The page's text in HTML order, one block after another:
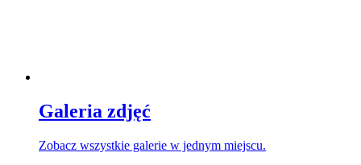
Galeria zdjęć
Zobacz wszystkie galerie w jednym miejscu.